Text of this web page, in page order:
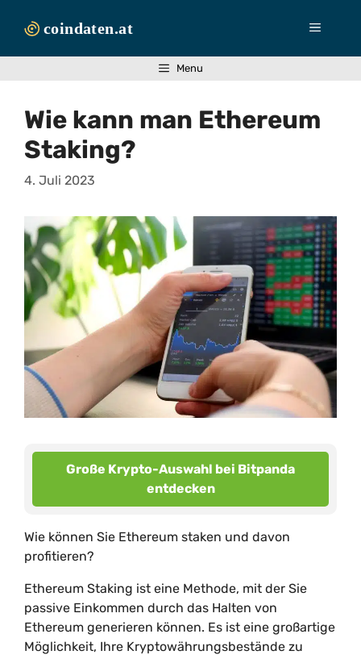
Inhalt
Menü
Menu
Wie kann man Ethereum
Staking?
4. Juli 2023
Große Krypto-Auswahl bei Bitpanda
entdecken
Wie können Sie Ethereum staken und davon
profitieren?
Ethereum Staking ist eine Methode, mit der Sie
passive Einkommen durch das Halten von
Ethereum generieren können. Es ist eine großartige
Möglichkeit, Ihre Kryptowährungsbestände zu